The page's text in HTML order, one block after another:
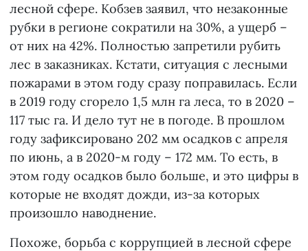
лесной сфере. Кобзев заявил, что незаконные
рубки в регионе сократили на 30%, а ущерб –
от них на 42%. Полностью запретили рубить
лес в заказниках. Кстати, ситуация с лесными
пожарами в этом году сразу поправилась. Если
в 2019 году сгорело 1,5 млн га леса, то в 2020 –
117 тыс га. И дело тут не в погоде. В прошлом
году зафиксировано 202 мм осадков с апреля
по июнь, а в 2020-м году – 172 мм. То есть, в
этом году осадков было больше, и это цифры в
которые не входят дожди, из-за которых
произошло наводнение.
Похоже, борьба с коррупцией в лесной сфере